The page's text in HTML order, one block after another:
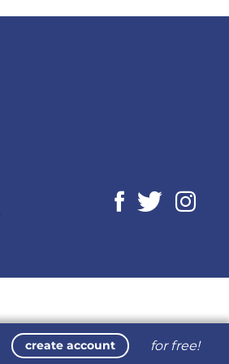
create account for free!